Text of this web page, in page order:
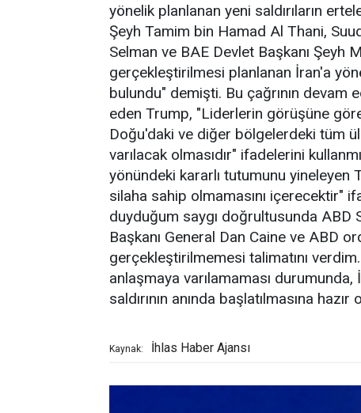
yönelik planlanan yeni saldırıların
Şeyh Tamim bin Hamad Al Thani,
Selman ve BAE Devlet Başkanı Şeyh
gerçekleştirilmesi planlanan İran'a
bulundu" demişti. Bu çağrının devam
eden Trump, "Liderlerin görüşüne
Doğu'daki ve diğer bölgelerdeki tüm
varılacak olmasıdır" ifadelerini
yönündeki kararlı tutumunu yineleyen
silaha sahip olmamasını içerecektir"
duyduğum saygı doğrultusunda ABD
Başkanı General Dan Caine ve ABD
gerçekleştirilmemesi talimatını
anlaşmaya varılamaması
saldırının anında başlatılmasına
Kaynak: İhlas Haber Ajansı